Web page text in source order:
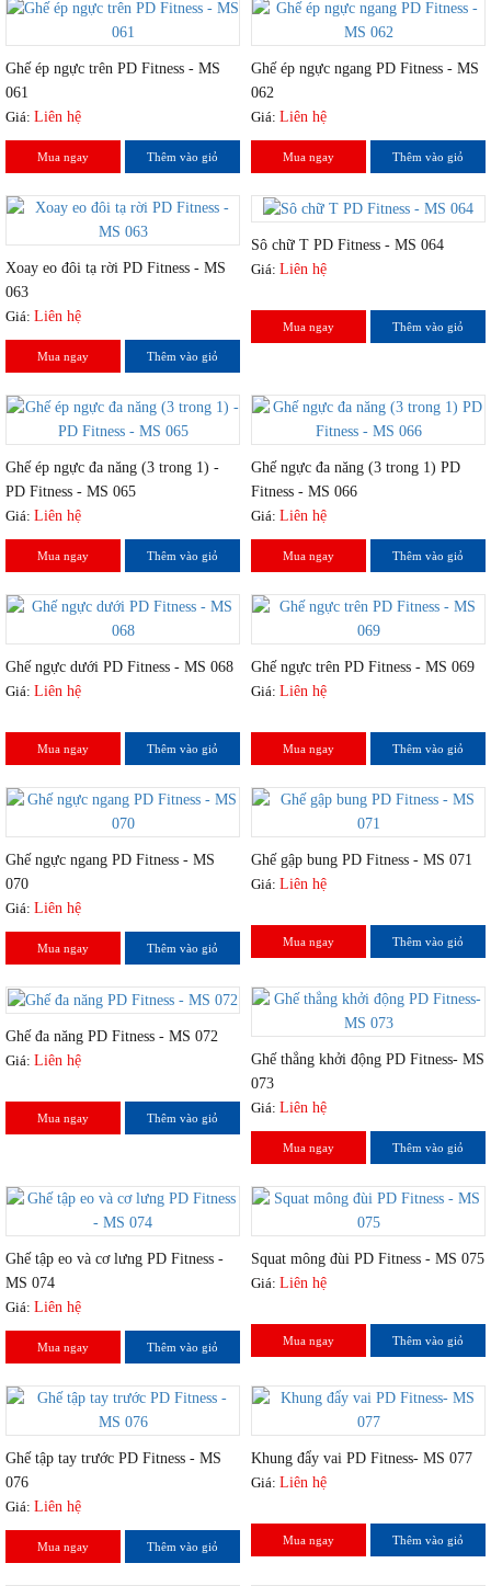
Ghế ép ngực trên PD Fitness - MS
061
Giá: Liên hệ
Mua ngay Thêm vào giỏ
Ghế ép ngực ngang PD Fitness - MS
062
Giá: Liên hệ
Mua ngay Thêm vào giỏ
Xoay eo đôi tạ rời PD Fitness - MS
063
Giá: Liên hệ
Mua ngay Thêm vào giỏ
Sô chữ T PD Fitness - MS 064
Giá: Liên hệ
Mua ngay Thêm vào giỏ
Ghế ép ngực đa năng (3 trong 1) -
PD Fitness - MS 065
Giá: Liên hệ
Mua ngay Thêm vào giỏ
Ghế ngực đa năng (3 trong 1) PD
Fitness - MS 066
Giá: Liên hệ
Mua ngay Thêm vào giỏ
Ghế ngực dưới PD Fitness - MS 068
Giá: Liên hệ
Mua ngay Thêm vào giỏ
Ghế ngực trên PD Fitness - MS 069
Giá: Liên hệ
Mua ngay Thêm vào giỏ
Ghế ngực ngang PD Fitness - MS
070
Giá: Liên hệ
Mua ngay Thêm vào giỏ
Ghế gập bung PD Fitness - MS 071
Giá: Liên hệ
Mua ngay Thêm vào giỏ
Ghế đa năng PD Fitness - MS 072
Giá: Liên hệ
Mua ngay Thêm vào giỏ
Ghế thẳng khởi động PD Fitness- MS
073
Giá: Liên hệ
Mua ngay Thêm vào giỏ
Ghế tập eo và cơ lưng PD Fitness -
MS 074
Giá: Liên hệ
Mua ngay Thêm vào giỏ
Squat mông đùi PD Fitness - MS 075
Giá: Liên hệ
Mua ngay Thêm vào giỏ
Ghế tập tay trước PD Fitness - MS
076
Giá: Liên hệ
Mua ngay Thêm vào giỏ
Khung đẩy vai PD Fitness- MS 077
Giá: Liên hệ
Mua ngay Thêm vào giỏ